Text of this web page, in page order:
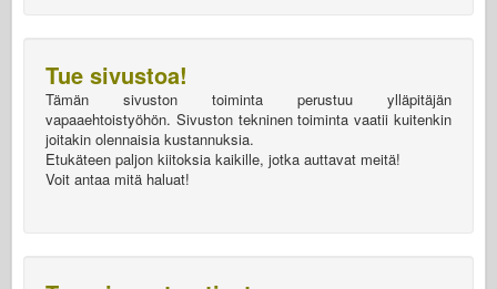
Tue sivustoa!
Tämän sivuston toiminta perustuu ylläpitäjän
vapaaehtoistyöhön. Sivuston tekninen toiminta vaatii kuitenkin
joitakin olennaisia kustannuksia.
Etukäteen paljon kiitoksia kaikille, jotka auttavat meitä!
Voit antaa mitä haluat!